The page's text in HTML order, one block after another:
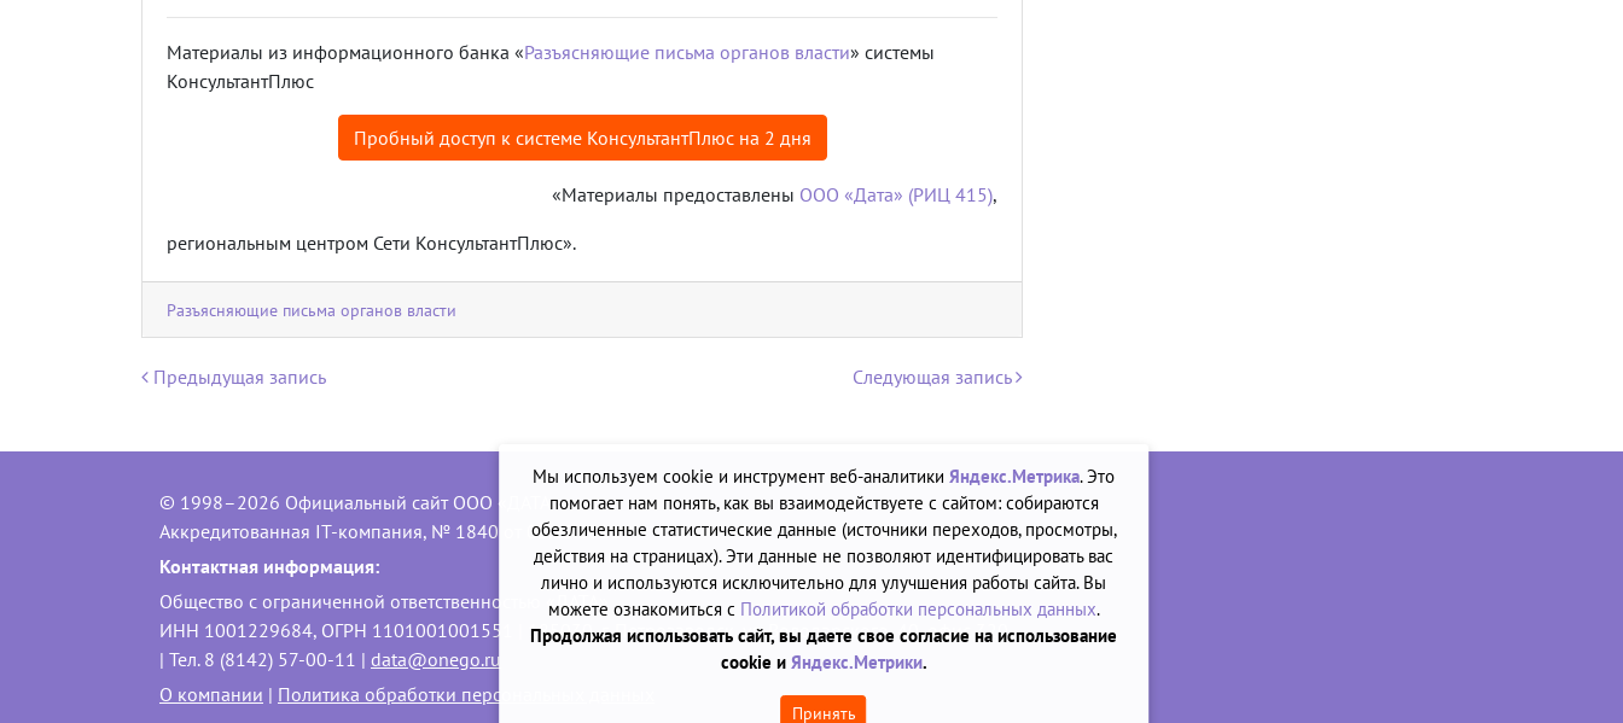
Материалы из информационного банка «Разъясняющие письма органов власти» системы
КонсультантПлюс
Пробный доступ к системе КонсультантПлюс на 2 дня
«Материалы предоставлены ООО «Дата» (РИЦ 415),
региональным центром Сети КонсультантПлюс».
Разъясняющие письма органов власти
Навигация по записям
Предыдущая запись Следующая запись
© 1998–2026 Официальный сайт ООО «ДАТА»
Аккредитованная IT-компания, № 1840 от 02.12.2011
Контактная информация:
Общество с ограниченной ответственностью «ДАТА»
ИНН 1001229684, ОГРН 1101001001551 | 185030, г. Петрозаводск, ул. Володарского, 40, офис 320
| Тел. 8 (8142) 57-00-11 | data@onego.ru
О компании | Политика обработки персональных данных
Мы используем cookie и инструмент веб-аналитики Яндекс.Метрика. Это
помогает нам понять, как вы взаимодействуете с сайтом: собираются
обезличенные статистические данные (источники переходов, просмотры,
действия на страницах). Эти данные не позволяют идентифицировать вас
лично и используются исключительно для улучшения работы сайта. Вы
можете ознакомиться с Политикой обработки персональных данных.
Продолжая использовать сайт, вы даете свое согласие на использование
cookie и Яндекс.Метрики.
Принять